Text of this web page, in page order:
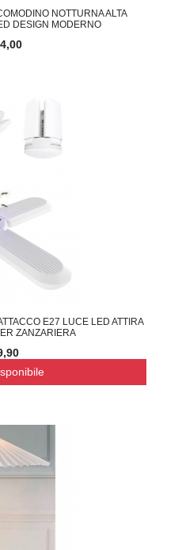
NOTTURNA ALTA
DESIGN MODERNO
E27 LUCE LED ATTIRA
ZANZARIERA